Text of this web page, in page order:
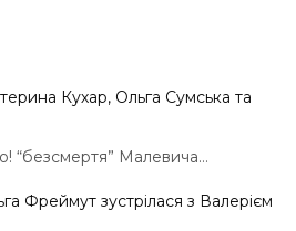
Кухар, Ольга Сумська та
“безсмертя” Малевича…
Фреймут зустрілася з Валерієм